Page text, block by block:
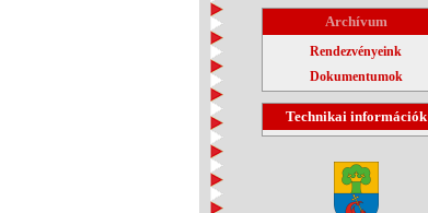
Archívum
Rendezvényeink
Dokumentumok
Technikai információk